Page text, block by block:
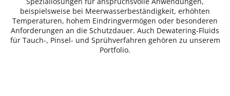
beispielsweise bei Meerwasserbeständigkeit, erhöhten
Temperaturen, hohem Eindringvermögen oder besonderen
Anforderungen an die Schutzdauer. Auch Dewatering-Fluids
für Tauch-, Pinsel- und Sprühverfahren gehören zu unserem
Portfolio.